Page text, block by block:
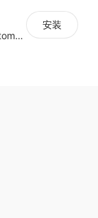
Increase traffic, revenue and customer retention with an affiliate program
安装